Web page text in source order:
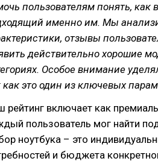
пользователям понять, как
именно им. Мы
отзывы
действительно хорошие
Особое внимание
как это один из ключевых
рейтинг включает как
пользователь мог найти
ноутбука – это
и бюджета